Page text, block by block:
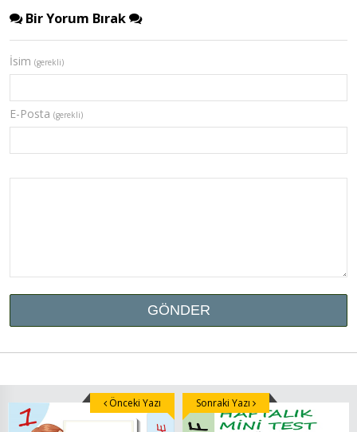
Bir Yorum Bırak
İsim (gerekli)
E-Posta (gerekli)
Önceki Yazı Sonraki Yazı